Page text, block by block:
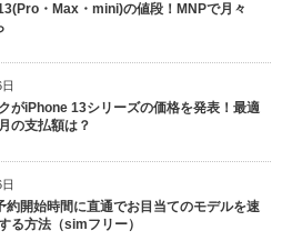
・Max・mini)の値段！MNPで月々
がiPhone 13シリーズの価格を発表！最適
の支払額は？
約開始時間に直通でお目当てのモデルを速
る方法（simフリー）